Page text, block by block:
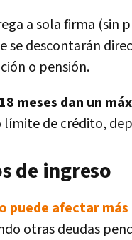
a sola firma (sin
se descontarán
o pensión.
meses dan un
de crédito,
de ingreso
puede afectar
otras deudas